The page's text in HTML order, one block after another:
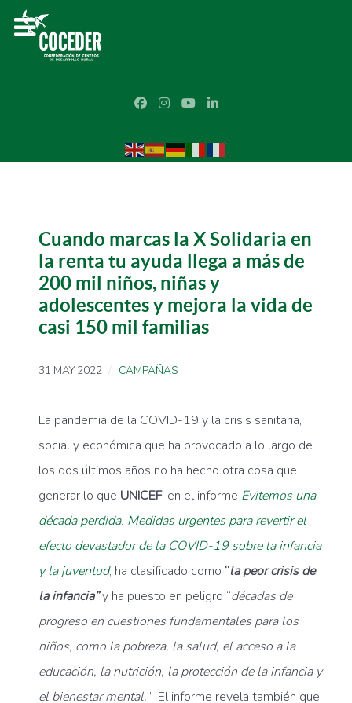
Cuando marcas la X Solidaria en
la renta tu ayuda llega a más de
200 mil niños, niñas y
adolescentes y mejora la vida de
casi 150 mil familias
31 MAY 2022 CAMPAÑAS
La pandemia de la COVID-19 y la crisis sanitaria,
social y económica que ha provocado a lo largo de
los dos últimos años no ha hecho otra cosa que
generar lo que UNICEF, en el informe Evitemos una
década perdida. Medidas urgentes para revertir el
efecto devastador de la COVID-19 sobre la infancia
y la juventud, ha clasificado como “la peor crisis de
la infancia”y ha puesto en peligro “décadas de
progreso en cuestiones fundamentales para los
niños, como la pobreza, la salud, el acceso a la
educación, la nutrición, la protección de la infancia y
el bienestar mental.” El informe revela también que,